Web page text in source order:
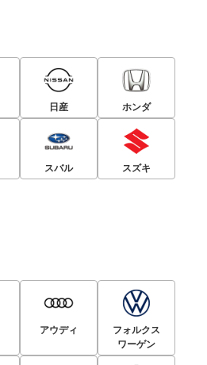
日産 ホンダ
スバル スズキ
アウディ
フォルクス
ワーゲン